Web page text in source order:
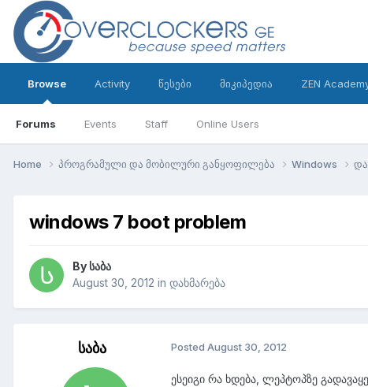
Browse
Forums Events Staff Online Users
Activity წესები მიკიპედია ZEN
Home პროგრამული და მობილური განყოფილება Windows
windows 7 boot problem
By საბა
August 30, 2012 in დახმარება
საბა Posted August 30, 2012
ესეიგი რა ხდება, ლეპტოპზე